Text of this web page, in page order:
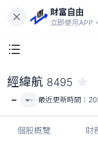
財富自由
立即使用APP
經緯航 8495
- - 最近更新時間：
個股概覽 財